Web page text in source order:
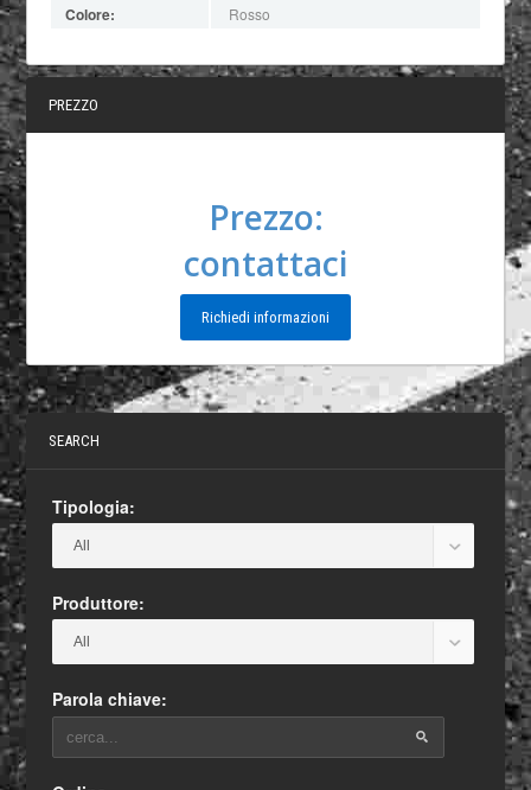
Colore: Rosso
PREZZO
Prezzo:
contattaci
Richiedi informazioni
SEARCH
Tipologia:
Produttore:
Parola chiave: